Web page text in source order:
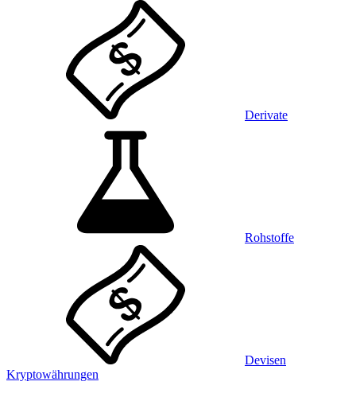
Derivate
Rohstoffe
Devisen
Kryptowährungen